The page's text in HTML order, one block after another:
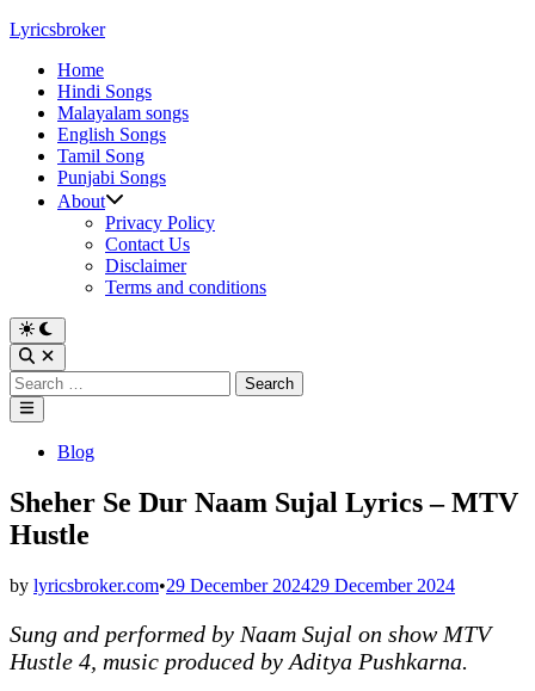
Skip
content
Lyricsbroker
Home
Hindi Songs
Malayalam songs
English Songs
Tamil Song
Punjabi Songs
About
Privacy Policy
Contact Us
Disclaimer
Terms and conditions
Switch
to
dark
mode
Open
Search
Search
for:
Main
Menu
PostedBlog
Sheher Se Dur Naam Sujal Lyrics – MTV
Hustle
by lyricsbroker.com•29 December 202429 December 2024
Sung and performed by Naam Sujal on show MTV
Hustle 4, music produced by Aditya Pushkarna.